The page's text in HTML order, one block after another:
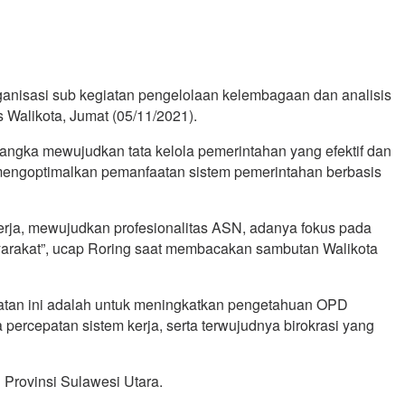
sub kegiatan pengelolaan kelembagaan dan analisis
Jumat (05/11/2021).
mewujudkan tata kelola pemerintahan yang efektif dan
pemanfaatan sistem pemerintahan berbasis
mewujudkan profesionalitas ASN, adanya fokus pada
ucap Roring saat membacakan sambutan Walikota
ini adalah untuk meningkatkan pengetahuan OPD
sistem kerja, serta terwujudnya birokrasi yang
Sulawesi Utara.